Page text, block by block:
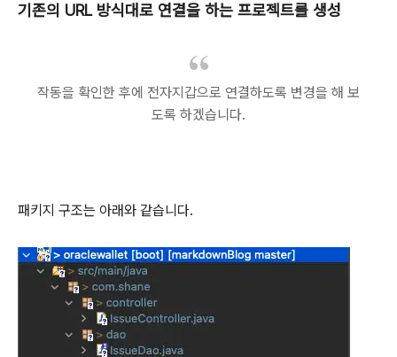
기존의 URL 방식대로 연결을 하는 프로젝트를 생성
작동을 확인한 후에 전자지갑으로 연결하도록 변경을 해 보
도록 하겠습니다.
패키지 구조는 아래와 같습니다.